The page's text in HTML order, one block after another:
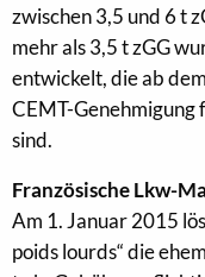
zwischen 3,5 und 6 t
mehr als 3,5 t zGG
entwickelt, die ab
CEMT-
sind.
Französische Lkw-
Am 1. Januar 2015
poids lourds“ die